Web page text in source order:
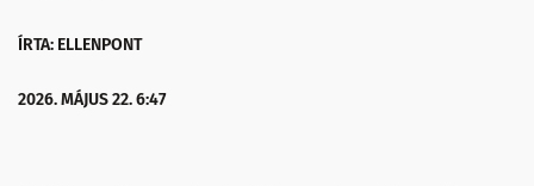
ÍRTA: ELLENPONT
2026. MÁJUS 22. 6:47